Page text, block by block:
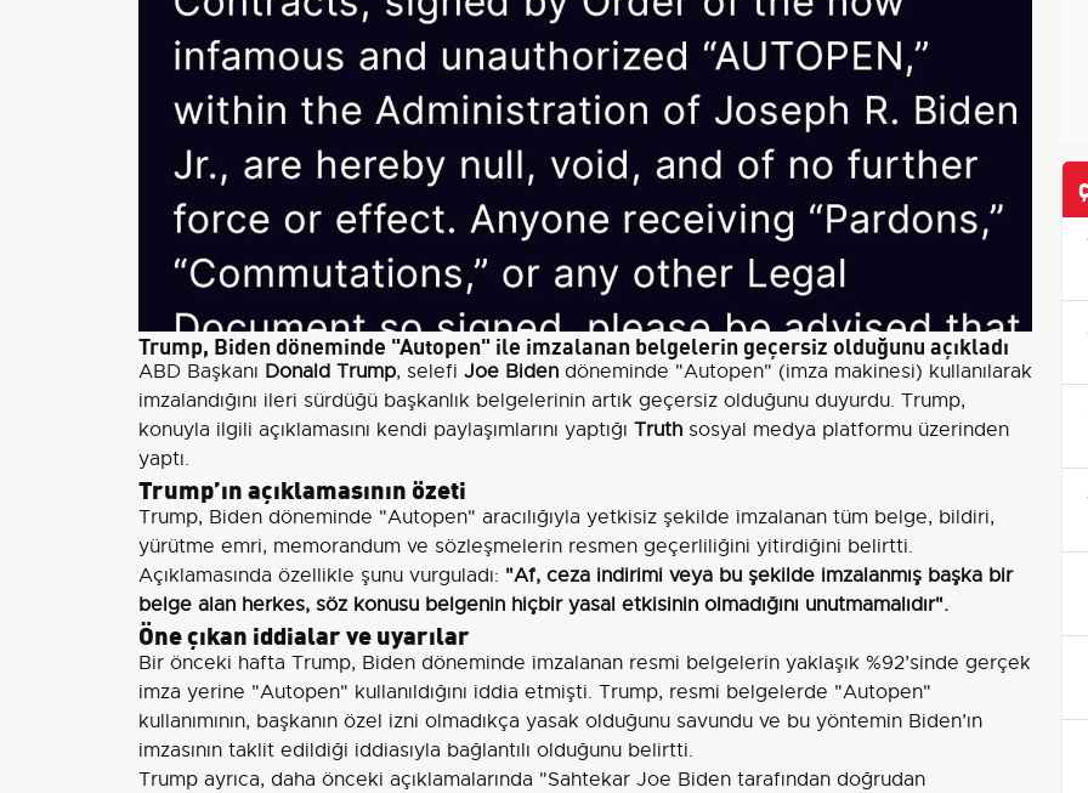
Trump, Biden döneminde "Autopen" ile imzalanan belgelerin geçersiz olduğunu açıkladı
ABD Başkanı Donald Trump, selefi Joe Biden döneminde "Autopen" (imza makinesi) kullanılarak
imzalandığını ileri sürdüğü başkanlık belgelerinin artık geçersiz olduğunu duyurdu. Trump,
konuyla ilgili açıklamasını kendi paylaşımlarını yaptığı Truth sosyal medya platformu üzerinden
yaptı.
Trump’ın açıklamasının özeti
Trump, Biden döneminde "Autopen" aracılığıyla yetkisiz şekilde imzalanan tüm belge, bildiri,
yürütme emri, memorandum ve sözleşmelerin resmen geçerliliğini yitirdiğini belirtti.
Açıklamasında özellikle şunu vurguladı: "Af, ceza indirimi veya bu şekilde imzalanmış başka bir
belge alan herkes, söz konusu belgenin hiçbir yasal etkisinin olmadığını unutmamalıdır".
Öne çıkan iddialar ve uyarılar
Bir önceki hafta Trump, Biden döneminde imzalanan resmi belgelerin yaklaşık %92’sinde gerçek
imza yerine "Autopen" kullanıldığını iddia etmişti. Trump, resmi belgelerde "Autopen"
kullanımının, başkanın özel izni olmadıkça yasak olduğunu savundu ve bu yöntemin Biden’ın
imzasının taklit edildiği iddiasıyla bağlantılı olduğunu belirtti.
Trump ayrıca, daha önceki açıklamalarında "Sahtekar Joe Biden tarafından doğrudan